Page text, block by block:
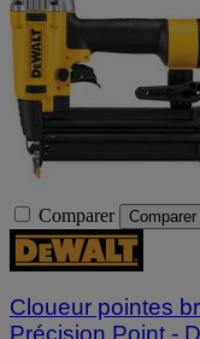
Comparer Comparer
Cloueur pointes
Précision Point -